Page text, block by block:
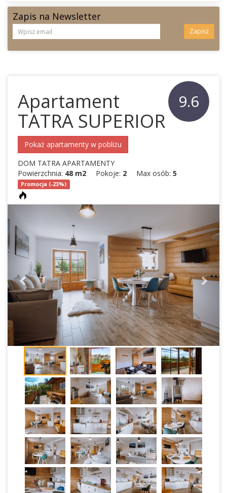
Zapis na Newsletter
Zapisz
Apartament
TATRA SUPERIOR
9.6
Pokaż apartamenty w pobliżu
DOM TATRA APARTAMENTY
Powierzchnia: 48 m2 Pokoje: 2 Max osób: 5
Promocja (-23%)